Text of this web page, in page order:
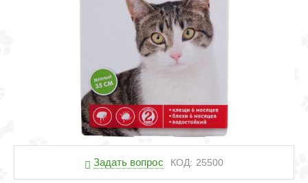
Задать вопрос КОД: 25500